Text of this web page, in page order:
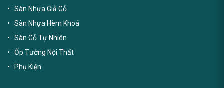
Sàn Nhựa Giả Gỗ
Sàn Nhựa Hèm Khoá
Sàn Gỗ Tự Nhiên
Ốp Tường Nội Thất
Phụ Kiện